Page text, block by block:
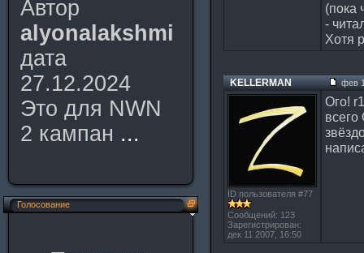
Автор
alyonalakshmi
дата
27.12.2024
Это для NWN
2 кампан ...
Голосование
(пока
-
Хотя
KELLERMAN фев
ID пользователя #77
Сообщений: 123
Зарегистрирован:
дек 11 2007, 16:50
Ого!